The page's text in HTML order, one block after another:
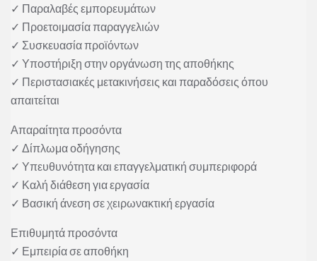
✓ Παραλαβές εμπορευμάτων
✓ Προετοιμασία παραγγελιών
✓ Συσκευασία προϊόντων
✓ Υποστήριξη στην οργάνωση της αποθήκης
✓ Περιστασιακές μετακινήσεις και παραδόσεις όπου
απαιτείται
Απαραίτητα προσόντα
✓ Δίπλωμα οδήγησης
✓ Υπευθυνότητα και επαγγελματική συμπεριφορά
✓ Καλή διάθεση για εργασία
✓ Βασική άνεση σε χειρωνακτική εργασία
Επιθυμητά προσόντα
✓ Εμπειρία σε αποθήκη